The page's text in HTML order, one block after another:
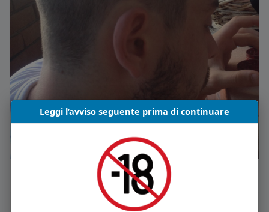
Commento
Leggi l’avviso seguente prima di continuare